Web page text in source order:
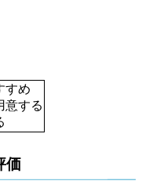
すめ
意する
価